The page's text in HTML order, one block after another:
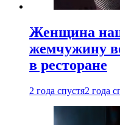
Женщина
жемчужину
в ресторане
2 года спустя2 года